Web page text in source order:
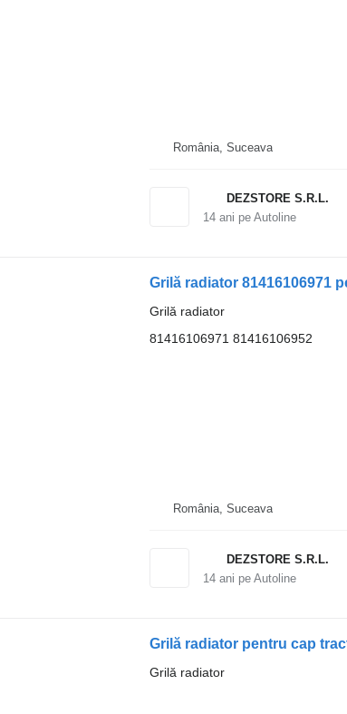
România, Suceava
DEZSTORE S.R.L.
14ani pe Autoline
Grilă radiator 81416106971
Grilă radiator
81416106971 81416106952
România, Suceava
DEZSTORE S.R.L.
14ani pe Autoline
Grilă radiator pentru cap
Grilă radiator